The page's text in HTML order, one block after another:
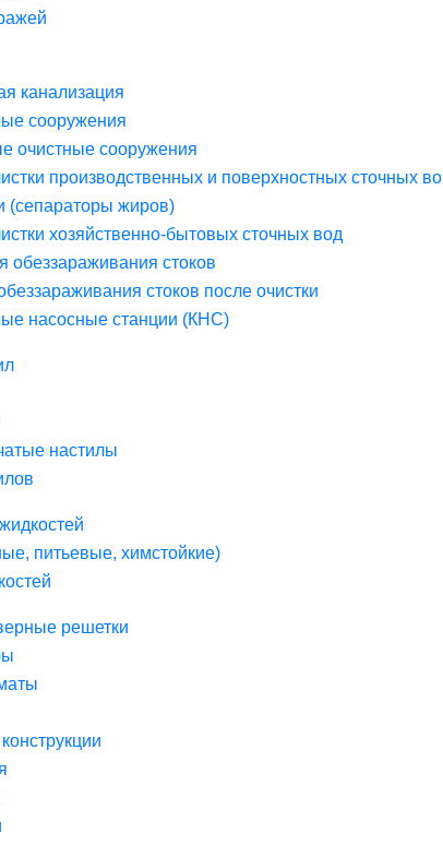
канализация
сооружения
очистные сооружения
производственных и поверхностных сточных во
(сепараторы жиров)
хозяйственно-бытовых сточных вод
обеззараживания стоков
стоков после очистки
насосные станции (КНС)
настилы
питьевые, химстойкие)
решетки